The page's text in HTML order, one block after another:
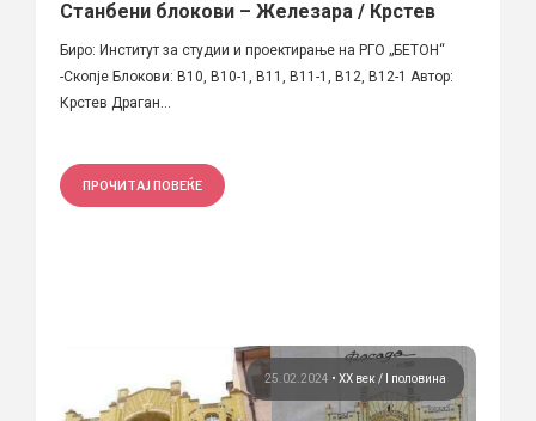
Станбени блокови – Железара / Крстев
Биро: Институт за студии и проектирање на РГО „БЕТОН“
-Скопје Блокови: В10, В10-1, В11, В11-1, В12, В12-1 Автор:
Крстев Драган...
ПРОЧИТАЈ ПОВЕЌЕ
25.02.2024 • ХХ век / I половина